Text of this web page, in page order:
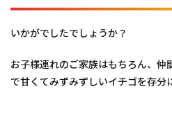
いかがでしたでしょうか？
お子様連れのご家族はもちろん、仲
で甘くてみずみずしいイチゴを存分